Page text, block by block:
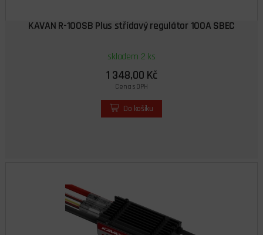
KAVAN R-100SB Plus střídavý regulátor 100A SBEC
skladem 2 ks
1 348,00 Kč
Cena s DPH
Do košíku